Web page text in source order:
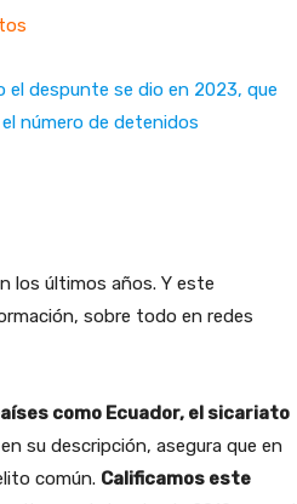
el despunte se dio en 2023, que
número de detenidos
los últimos años. Y este
sobre todo en redes
como Ecuador, el sicariato
su descripción, asegura que en
común. Calificamos este